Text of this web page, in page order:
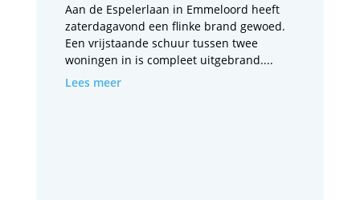
Aan de Espelerlaan in Emmeloord heeft
zaterdagavond een flinke brand gewoed.
Een vrijstaande schuur tussen twee
woningen in is compleet uitgebrand....
Lees meer